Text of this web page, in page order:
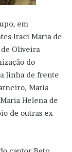
em
Iraci Maria de
Oliveira
do
linha de frente
Maria
Helena de
de outras ex-